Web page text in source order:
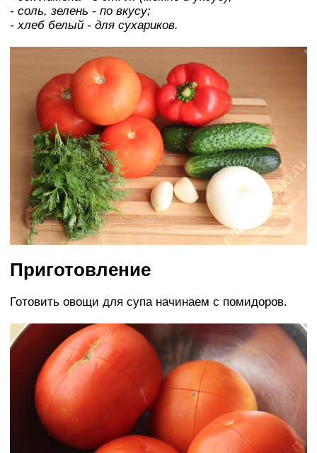
- соль, зелень - по вкусу;
- хлеб белый - для сухариков.
Приготовление
Готовить овощи для супа начинаем с помидоров.